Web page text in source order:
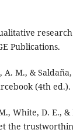
Publications.
M., &
(4th ed.).
White, D. E.,
the